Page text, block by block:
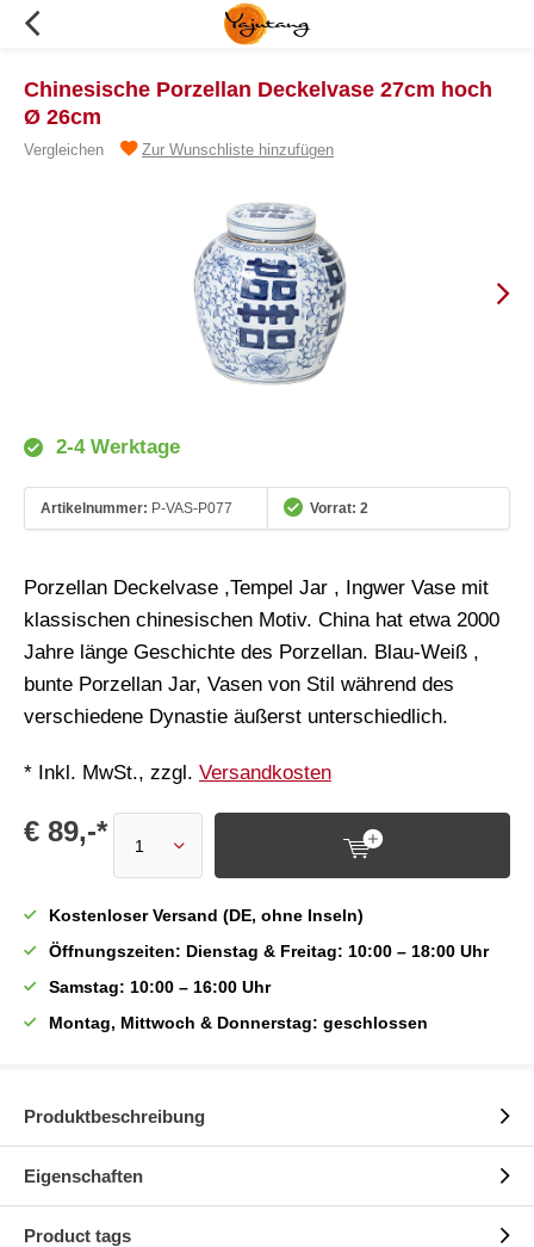
Chinesische Porzellan Deckelvase 27cm hoch
Ø 26cm
Vergleichen Zur Wunschliste hinzufügen
2-4 Werktage
Artikelnummer: P-VAS-P077 Vorrat: 2
Porzellan Deckelvase ,Tempel Jar , Ingwer Vase mit
klassischen chinesischen Motiv. China hat etwa 2000
Jahre länge Geschichte des Porzellan. Blau-Weiß ,
bunte Porzellan Jar, Vasen von Stil während des
verschiedene Dynastie äußerst unterschiedlich.
* Inkl. MwSt., zzgl. Versandkosten
€ 89,-*
Kostenloser Versand (DE, ohne Inseln)
Öffnungszeiten: Dienstag & Freitag: 10:00 – 18:00 Uhr
Samstag: 10:00 – 16:00 Uhr
Montag, Mittwoch & Donnerstag: geschlossen
Produktbeschreibung
Eigenschaften
Product tags